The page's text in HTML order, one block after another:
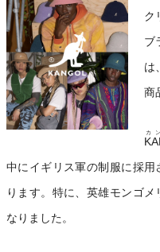
ク
ブ
は
商
カ
中にイギリス軍の制服に採用
ります。特に、英雄モンゴ
なりました。